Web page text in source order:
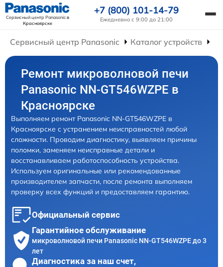
Сервисный центр Panasonicв
Красноярске
+7 (800) 101-14-79
Ежедневно с 9:00 до 21:00
Сервисный центр Panasonic Каталог устройств
Ремонт микроволновой печи
Panasonic NN-GT546WZPE в
Красноярске
Выполняем ремонт Panasonic NN-GT546WZPE в
Красноярске с устранением неисправностей любой
сложности. Проводим диагностику, выявляем причины
поломки, заменяем неисправные детали и
восстанавливаем работоспособность устройства.
Используем оригинальные или рекомендованные
производителем запчасти, после ремонта выполняем
проверку всех функций и предоставляем гарантию.
Официальный сервис
Гарантийное обслуживание
микроволновой печи Panasonic NN-GT546WZPE до 3
лет
Диагностика за наш счет,